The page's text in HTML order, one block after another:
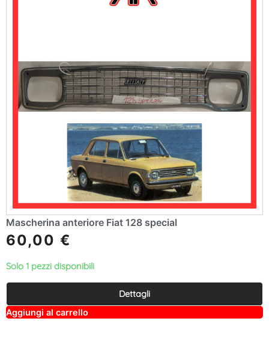
Mascherina anteriore Fiat 128 special
60,00 €
Solo 1 pezzi disponibili
Dettagli
Aggiungi al carrello
lt